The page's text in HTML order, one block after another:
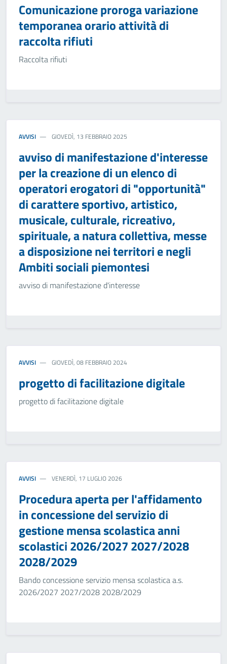
Comunicazione proroga variazione
temporanea orario attività di
raccolta rifiuti
Raccolta rifiuti
AVVISI GIOVEDÌ, 13 FEBBRAIO 2025
avviso di manifestazione d'interesse
per la creazione di un elenco di
operatori erogatori di "opportunità"
di carattere sportivo, artistico,
musicale, culturale, ricreativo,
spirituale, a natura collettiva, messe
a disposizione nei territori e negli
Ambiti sociali piemontesi
avviso di manifestazione d'interesse
AVVISI GIOVEDÌ, 08 FEBBRAIO 2024
progetto di facilitazione digitale
progetto di facilitazione digitale
AVVISI VENERDÌ, 17 LUGLIO 2026
Procedura aperta per l'affidamento
in concessione del servizio di
gestione mensa scolastica anni
scolastici 2026/2027 2027/2028
2028/2029
Bando concessione servizio mensa scolastica a.s.
2026/2027 2027/2028 2028/2029